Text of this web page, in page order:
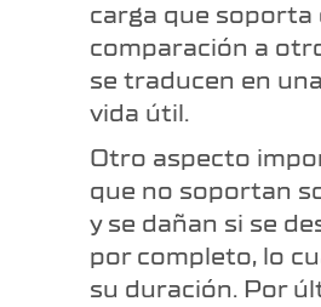
carga que soporta
comparación a
se traducen en
vida útil.
Otro aspecto
que no soportan
y se dañan si se
por completo, lo
su duración. Por